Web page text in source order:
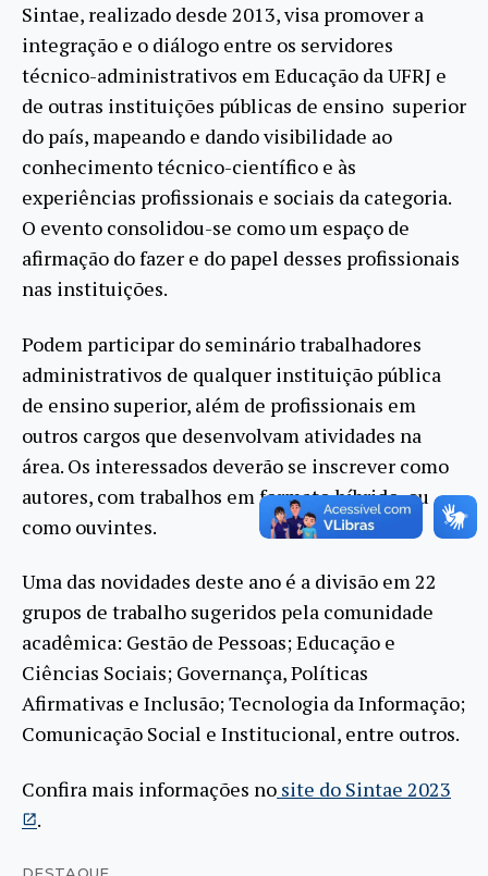
Sintae, realizado desde 2013, visa promover a
integração e o diálogo entre os servidores
técnico-administrativos em Educação da UFRJ e
de outras instituições públicas de ensino superior
do país, mapeando e dando visibilidade ao
conhecimento técnico-científico e às
experiências profissionais e sociais da categoria.
O evento consolidou-se como um espaço de
afirmação do fazer e do papel desses profissionais
nas instituições.
Podem participar do seminário trabalhadores
administrativos de qualquer instituição pública
de ensino superior, além de profissionais em
outros cargos que desenvolvam atividades na
área. Os interessados deverão se inscrever como
autores, com trabalhos em formato híbrido, ou
como ouvintes.
Uma das novidades deste ano é a divisão em 22
grupos de trabalho sugeridos pela comunidade
acadêmica: Gestão de Pessoas; Educação e
Ciências Sociais; Governança, Políticas
Afirmativas e Inclusão; Tecnologia da Informação;
Comunicação Social e Institucional, entre outros.
Confira mais informações no site do Sintae 2023
.
DESTAQUE